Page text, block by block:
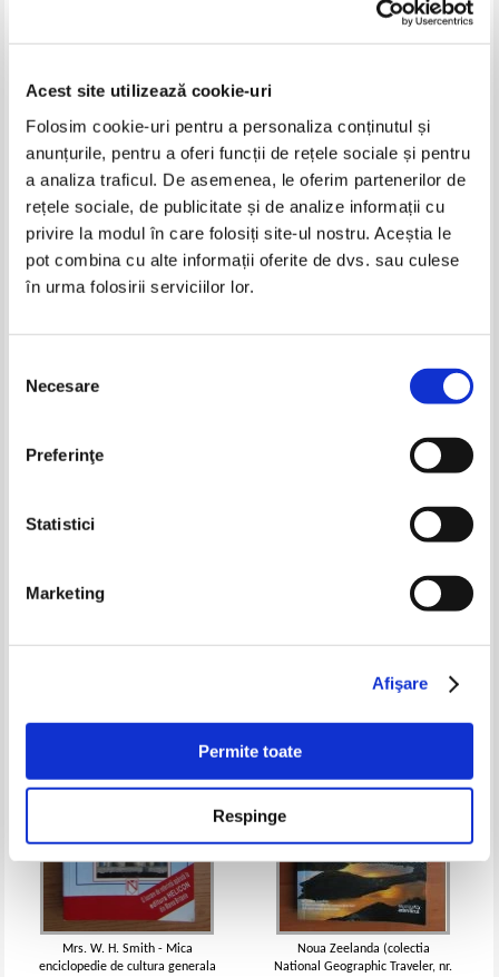
Acest site utilizează cookie-uri
Folosim cookie-uri pentru a personaliza conținutul și
anunțurile, pentru a oferi funcții de rețele sociale și pentru
a analiza traficul. De asemenea, le oferim partenerilor de
rețele sociale, de publicitate și de analize informații cu
privire la modul în care folosiți site-ul nostru. Aceștia le
pot combina cu alte informații oferite de dvs. sau culese
în urma folosirii serviciilor lor.
consimțământului
Necesare
Preferinţe
Statistici
Marketing
Afişare
Permite toate
Respinge
Silvio D Amico - Enciclopedia
dello spettacolo, volumul 2.
BAS-CAP
Pret:40,00Lei 16,00 Lei
Adaugă în coș
Enciclopedia Disney. Descopera
lumea distrandu - te! Reptile si
amfibieni
Pret: 12,00 Lei
Adaugă în coș
-30%
Larousse. Aventura vietii
Adaugă în coș
-60%
Ronald Orenstein - New animal
Adaugă în coș
Mrs. W. H. Smith - Mica
enciclopedie de cultura generala
Noua Zeelanda (colectia
National Geographic Traveler, nr.